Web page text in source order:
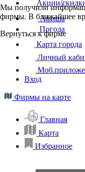
Мы получили
фирмы. В ближайшее
Вернуться к фирме
Акции/
Афиша
Погода
Карта города
Личный
Вход
Фирмы на карте
Главная
Карта
Избранное